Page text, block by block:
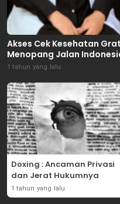
Akses Cek Kesehatan
Menopang Jalan
1 tahun yang lalu
Doxing : Ancaman Privasi
dan Jerat Hukumnya
1 tahun yang lalu